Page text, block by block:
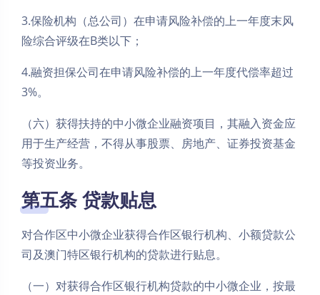
3.保险机构（总公司）在申请风险补偿的上一年度末风
险综合评级在B类以下；
4.融资担保公司在申请风险补偿的上一年度代偿率超过
3%。
（六）获得扶持的中小微企业融资项目，其融入资金应
用于生产经营，不得从事股票、房地产、证券投资基金
等投资业务。
第五条 贷款贴息
对合作区中小微企业获得合作区银行机构、小额贷款公
司及澳门特区银行机构的贷款进行贴息。
（一）对获得合作区银行机构贷款的中小微企业，按最